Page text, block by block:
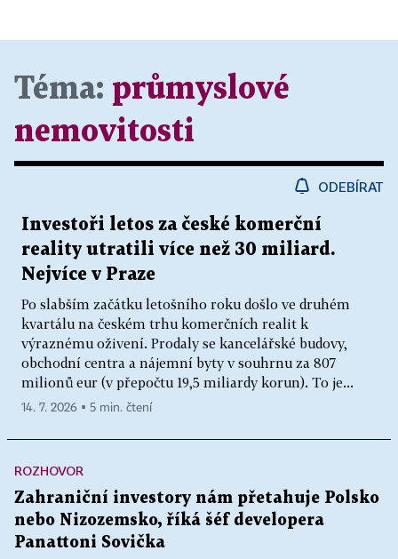
Téma: průmyslové
nemovitosti
ODEBÍRAT
Investoři letos za české komerční
reality utratili více než 30 miliard.
Nejvíce v Praze
Po slabším začátku letošního roku došlo ve druhém
kvartálu na českém trhu komerčních realit k
výraznému oživení. Prodaly se kancelářské budovy,
obchodní centra a nájemní byty v souhrnu za 807
milionů eur (v přepočtu 19,5 miliardy korun). To je...
14. 7. 2026 ▪ 5 min. čtení
ROZHOVOR
Zahraniční investory nám přetahuje Polsko
nebo Nizozemsko, říká šéf developera
Panattoni Sovička